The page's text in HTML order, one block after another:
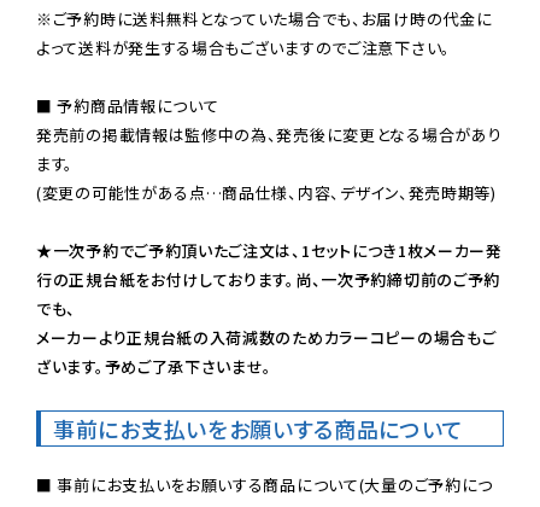
※ご予約時に送料無料となっていた場合でも、お届け時の代金に
よって送料が発生する場合もございますのでご注意下さい。
■ 予約商品情報について
発売前の掲載情報は監修中の為、発売後に変更となる場合があり
ます。
(変更の可能性がある点…商品仕様、内容、デザイン、発売時期等)
★一次予約でご予約頂いたご注文は、1セットにつき1枚メーカー発
行の正規台紙をお付けしております。尚、一次予約締切前のご予約
でも、
メーカーより正規台紙の入荷減数のためカラーコピーの場合もご
ざいます。予めご了承下さいませ。
事前にお支払いをお願いする商品について
■ 事前にお支払いをお願いする商品について(大量のご予約につ